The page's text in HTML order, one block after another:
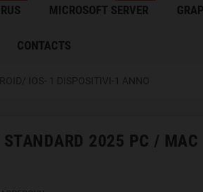
MICROSOFT SERVER
CONTACTS
IOS- 1 DISPOSITIVI-1 ANNO
STANDARD 2025 PC /